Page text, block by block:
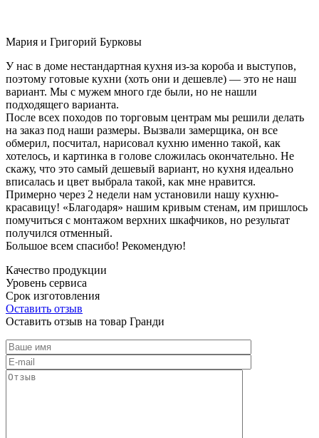
Мария и Григорий Бурковы
У нас в доме нестандартная кухня из-за короба и выступов,
поэтому готовые кухни (хоть они и дешевле) — это не наш
вариант. Мы с мужем много где были, но не нашли
подходящего варианта.
После всех походов по торговым центрам мы решили делать
на заказ под наши размеры. Вызвали замерщика, он все
обмерил, посчитал, нарисовал кухню именно такой, как
хотелось, и картинка в голове сложилась окончательно. Не
скажу, что это самый дешевый вариант, но кухня идеально
вписалась и цвет выбрала такой, как мне нравится.
Примерно через 2 недели нам установили нашу кухню-
красавицу! «Благодаря» нашим кривым стенам, им пришлось
помучиться с монтажом верхних шкафчиков, но результат
получился отменный.
Большое всем спасибо! Рекомендую!
Качество продукции
Уровень сервиса
Срок изготовления
Оставить отзыв
Оставить отзыв на товар Гранди